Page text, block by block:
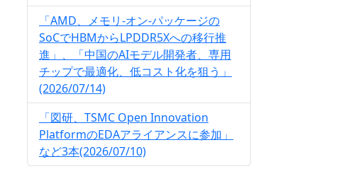
「AMD、メモリ-オン-パッケージの
SoCでHBMからLPDDR5Xへの移行推
進」、「中国のAIモデル開発者、専用
チップで最適化、低コスト化を狙う」
(2026/07/14)
「図研、TSMC Open Innovation
PlatformのEDAアライアンスに参加」
など3本(2026/07/10)